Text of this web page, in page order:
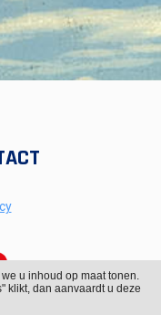
u inhoud op maat tonen.
klikt, dan aanvaardt u deze